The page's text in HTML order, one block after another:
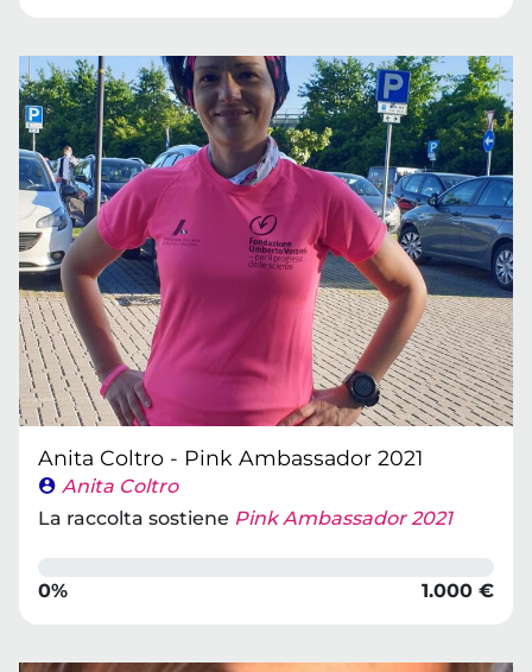
Anita Coltro - Pink Ambassador 2021
Anita Coltro
La raccolta sostiene Pink Ambassador 2021
0% 1.000 €